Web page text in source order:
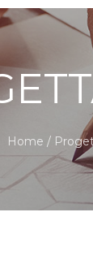
Home /